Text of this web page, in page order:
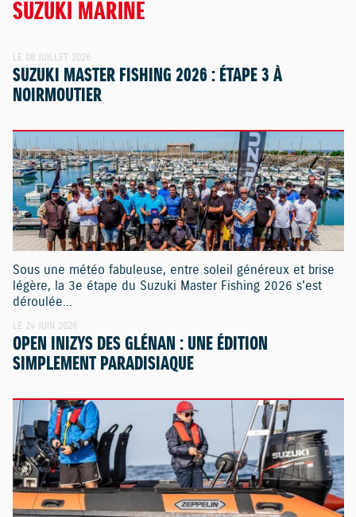
SUZUKI MARINE
LE 08 JUILLET 2026
SUZUKI MASTER FISHING 2026 : ÉTAPE 3 À
NOIRMOUTIER
Sous une météo fabuleuse, entre soleil généreux et brise
légère, la 3e étape du Suzuki Master Fishing 2026 s'est
déroulée...
LE 24 JUIN 2026
OPEN INIZYS DES GLÉNAN : UNE ÉDITION
SIMPLEMENT PARADISIAQUE